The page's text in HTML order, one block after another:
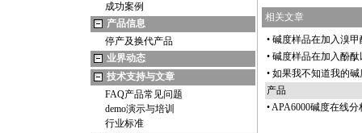
成功案例
产品信息
停产及换代产品
业界动态
技术支持与文章
FAQ产品常见问题
demo演示与培训
行业标准
相关文章
• 碱度样品在加入溴
• 碱度样品在加入酚
• 如果我不知道我的
产品
•APA6000碱度在线分